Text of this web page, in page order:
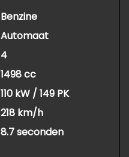
Benzine
Automaat
4
1498 cc
110 kW / 149 PK
218 km/h
8.7 seconden